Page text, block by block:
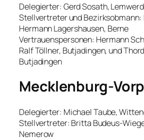
Delegierter: Gerd Sosath,
Stellvertreter und Bezirksobmann:
Hermann Lagershausen, Berne
Vertrauenspersonen: Hermann
Ralf Töllner, Butjadingen, und
Butjadingen
Mecklenburg-
Delegierter: Michael Taube,
Stellvertreter: Britta Budeus-
Nemerow